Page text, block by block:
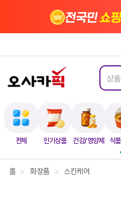
전체 인기상품 건강/영양제 식
전국민쇼
홈 > 화장품 > 스킨케어